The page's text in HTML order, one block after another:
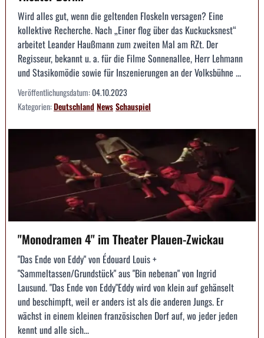
Wird alles gut, wenn die geltenden Floskeln versagen? Eine
kollektive Recherche. Nach „Einer flog über das Kuckucksnest“
arbeitet Leander Haußmann zum zweiten Mal am RZt. Der
Regisseur, bekannt u. a. für die Filme Sonnenallee, Herr Lehmann
und Stasikomödie sowie für Inszenierungen an der Volksbühne ...
Veröffentlichungsdatum:04.10.2023
Kategorien:DeutschlandNewsSchauspiel
"Monodramen 4" im Theater Plauen-Zwickau
"Das Ende von Eddy" von Édouard Louis +
"Sammeltassen/Grundstück" aus "Bin nebenan" von Ingrid
Lausund. "Das Ende von Eddy"Eddy wird von klein auf gehänselt
und beschimpft, weil er anders ist als die anderen Jungs. Er
wächst in einem kleinen französischen Dorf auf, wo jeder jeden
kennt und alle sich...